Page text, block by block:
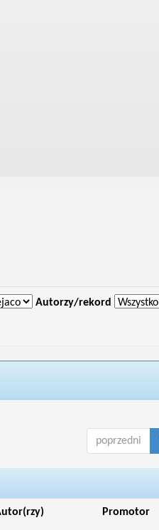
Autorzy/rekord
poprzedni
Promotor